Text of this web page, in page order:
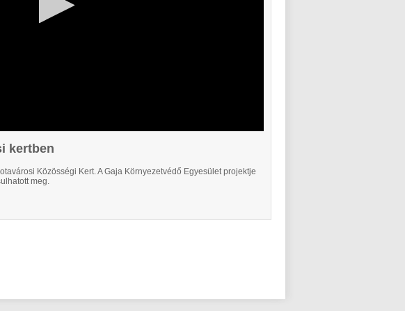
kertben
Közösségi Kert. A Gaja Környezetvédő Egyesület projektje
meg.